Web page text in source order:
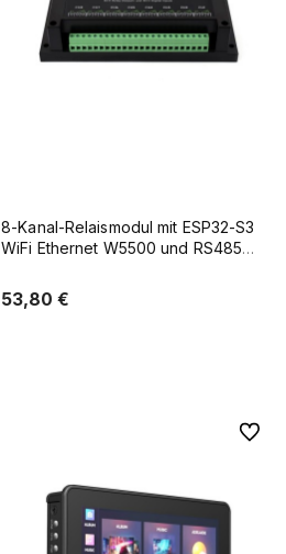
8-Kanal-Relaismodul mit ESP32-S3
WiFi Ethernet W5500 und RS485
53,80 €
Zu